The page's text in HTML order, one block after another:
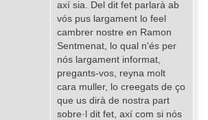
axí sia. Del dit fet parlarà ab
vós pus largament lo feel
cambrer nostre en Ramon
Sentmenat, lo qual n'és per
nós largament informat,
pregants-vos, reyna molt
cara muller, lo creegats de ço
que us dirà de nostra part
sobre·l dit fet, axí com si nós